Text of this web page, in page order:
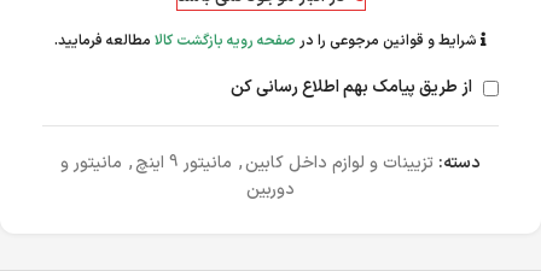
شرایط و قوانین مرجوعی را در صفحه رویه بازگشت کالا مطالعه فرمایید.
از طریق پیامک بهم اطلاع رسانی کن
دسته: تزیینات و لوازم داخل کابین, مانیتور 9 اینچ , مانیتور و
دوربین